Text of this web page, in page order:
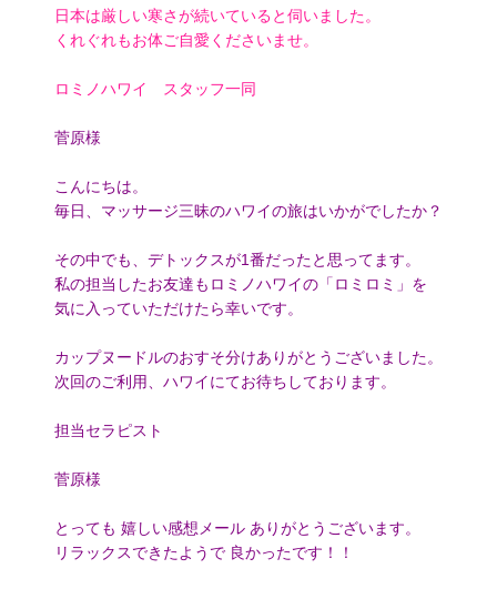
日本は厳しい寒さが続いていると伺いました。
くれぐれもお体ご自愛くださいませ。
ロミノハワイ スタッフ一同
菅原様
こんにちは。
毎日、マッサージ三昧のハワイの旅はいかがでしたか？
その中でも、デトックスが1番だったと思ってます。
私の担当したお友達もロミノハワイの「ロミロミ」を
気に入っていただけたら幸いです。
カップヌードルのおすそ分けありがとうございました。
次回のご利用、ハワイにてお待ちしております。
担当セラピスト
菅原様
とっても 嬉しい感想メール ありがとうございます。
リラックスできたようで 良かったです！！